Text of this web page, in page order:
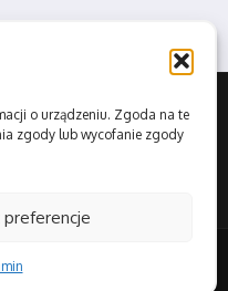
o urządzeniu. Zgoda na te
zgody lub wycofanie zgody
preferencje